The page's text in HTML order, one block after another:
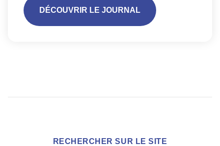
DÉCOUVRIR LE JOURNAL
RECHERCHER SUR LE SITE